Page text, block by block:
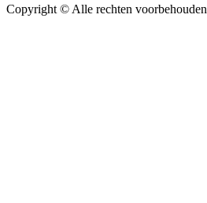
Copyright © Alle rechten voorbehouden